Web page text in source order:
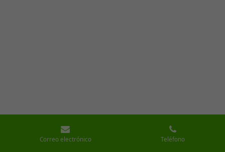
Correo electrónico Teléfono